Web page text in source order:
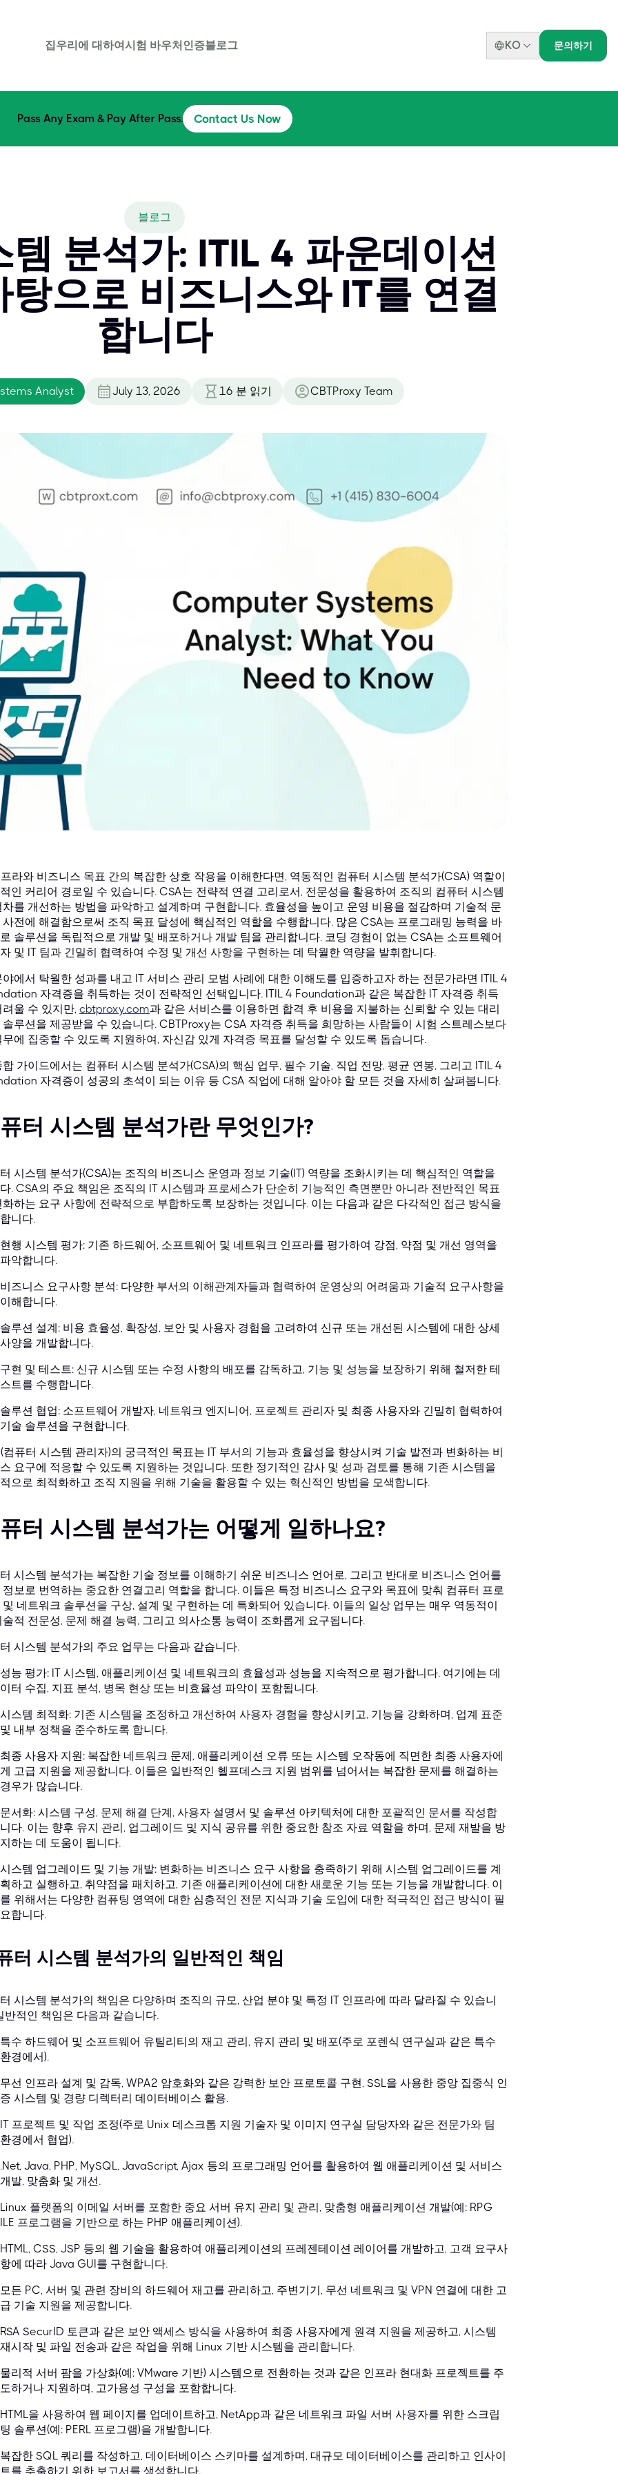
집우리에 대하여시험 바우처 인증블로그 KO 문의하기
Pass Any Exam & Pay After Pass. Contact Us Now
블로그
템 분석가: ITIL 4 파운데이션
으로 비즈니스와 IT를 연결
합니다
Analyst July 13, 2026 16 분 읽기 CBTProxy Team
프라와 비즈니스 목표 간의 복잡한 상호 작용을 이해한다면, 역동적인 컴퓨터 시스템 분석가(CSA) 역할이
인 커리어 경로일 수 있습니다. CSA는 전략적 연결 고리로서, 전문성을 활용하여 조직의 컴퓨터 시스템
차를 개선하는 방법을 파악하고 설계하며 구현합니다. 효율성을 높이고 운영 비용을 절감하며 기술적 문
사전에 해결함으로써 조직 목표 달성에 핵심적인 역할을 수행합니다. 많은 CSA는 프로그래밍 능력을 바
솔루션을 독립적으로 개발 및 배포하거나 개발 팀을 관리합니다. 코딩 경험이 없는 CSA는 소프트웨어
및 IT 팀과 긴밀히 협력하여 수정 및 개선 사항을 구현하는 데 탁월한 역량을 발휘합니다.
야에서 탁월한 성과를 내고 IT 서비스 관리 모범 사례에 대한 이해도를 입증하고자 하는 전문가라면 ITIL 4
자격증을 취득하는 것이 전략적인 선택입니다. ITIL 4 Foundation과 같은 복잡한 IT 자격증 취득
려울 수 있지만, cbtproxy.com과 같은 서비스를 이용하면 합격 후 비용을 지불하는 신뢰할 수 있는 대리
솔루션을 제공받을 수 있습니다. CBTProxy는 CSA 자격증 취득을 희망하는 사람들이 시험 스트레스보다
무에 집중할 수 있도록 지원하여, 자신감 있게 자격증 목표를 달성할 수 있도록 돕습니다.
합 가이드에서는 컴퓨터 시스템 분석가(CSA)의 핵심 업무, 필수 기술, 직업 전망, 평균 연봉, 그리고 ITIL 4
자격증이 성공의 초석이 되는 이유 등 CSA 직업에 대해 알아야 할 모든 것을 자세히 살펴봅니다.
터 시스템 분석가란 무엇인가?
시스템 분석가(CSA)는 조직의 비즈니스 운영과 정보 기술(IT) 역량을 조화시키는 데 핵심적인 역할을
. CSA의 주요 책임은 조직의 IT 시스템과 프로세스가 단순히 기능적인 측면뿐만 아니라 전반적인 목표
화하는 요구 사항에 전략적으로 부합하도록 보장하는 것입니다. 이는 다음과 같은 다각적인 접근 방식을
니다.
현행 시스템 평가: 기존 하드웨어, 소프트웨어 및 네트워크 인프라를 평가하여 강점, 약점 및 개선 영역을
파악합니다.
비즈니스 요구사항 분석: 다양한 부서의 이해관계자들과 협력하여 운영상의 어려움과 기술적 요구사항을
이해합니다.
솔루션 설계: 비용 효율성, 확장성, 보안 및 사용자 경험을 고려하여 신규 또는 개선된 시스템에 대한 상세
사양을 개발합니다.
구현 및 테스트: 신규 시스템 또는 수정 사항의 배포를 감독하고, 기능 및 성능을 보장하기 위해 철저한 테
스트를 수행합니다.
솔루션 협업: 소프트웨어 개발자, 네트워크 엔지니어, 프로젝트 관리자 및 최종 사용자와 긴밀히 협력하여
기술 솔루션을 구현합니다.
컴퓨터 시스템 관리자)의 궁극적인 목표는 IT 부서의 기능과 효율성을 향상시켜 기술 발전과 변화하는 비
요구에 적응할 수 있도록 지원하는 것입니다. 또한 정기적인 감사 및 성과 검토를 통해 기존 시스템을
으로 최적화하고 조직 지원을 위해 기술을 활용할 수 있는 혁신적인 방법을 모색합니다.
터 시스템 분석가는 어떻게 일하나요?
시스템 분석가는 복잡한 기술 정보를 이해하기 쉬운 비즈니스 언어로, 그리고 반대로 비즈니스 언어를
정보로 번역하는 중요한 연결고리 역할을 합니다. 이들은 특정 비즈니스 요구와 목표에 맞춰 컴퓨터 프로
및 네트워크 솔루션을 구상, 설계 및 구현하는 데 특화되어 있습니다. 이들의 일상 업무는 매우 역동적이
술적 전문성, 문제 해결 능력, 그리고 의사소통 능력이 조화롭게 요구됩니다.
시스템 분석가의 주요 업무는 다음과 같습니다.
성능 평가: IT 시스템, 애플리케이션 및 네트워크의 효율성과 성능을 지속적으로 평가합니다. 여기에는 데
이터 수집, 지표 분석, 병목 현상 또는 비효율성 파악이 포함됩니다.
시스템 최적화: 기존 시스템을 조정하고 개선하여 사용자 경험을 향상시키고, 기능을 강화하며, 업계 표준
및 내부 정책을 준수하도록 합니다.
최종 사용자 지원: 복잡한 네트워크 문제, 애플리케이션 오류 또는 시스템 오작동에 직면한 최종 사용자에
게 고급 지원을 제공합니다. 이들은 일반적인 헬프데스크 지원 범위를 넘어서는 복잡한 문제를 해결하는
경우가 많습니다.
문서화: 시스템 구성, 문제 해결 단계, 사용자 설명서 및 솔루션 아키텍처에 대한 포괄적인 문서를 작성합
니다. 이는 향후 유지 관리, 업그레이드 및 지식 공유를 위한 중요한 참조 자료 역할을 하며, 문제 재발을 방
지하는 데 도움이 됩니다.
시스템 업그레이드 및 기능 개발: 변화하는 비즈니스 요구 사항을 충족하기 위해 시스템 업그레이드를 계
획하고 실행하고, 취약점을 패치하고, 기존 애플리케이션에 대한 새로운 기능 또는 기능을 개발합니다. 이
를 위해서는 다양한 컴퓨팅 영역에 대한 심층적인 전문 지식과 기술 도입에 대한 적극적인 접근 방식이 필
요합니다.
터 시스템 분석가의 일반적인 책임
시스템 분석가의 책임은 다양하며 조직의 규모, 산업 분야 및 특정 IT 인프라에 따라 달라질 수 있습니
반적인 책임은 다음과 같습니다.
특수 하드웨어 및 소프트웨어 유틸리티의 재고 관리, 유지 관리 및 배포(주로 포렌식 연구실과 같은 특수
환경에서).
무선 인프라 설계 및 감독, WPA2 암호화와 같은 강력한 보안 프로토콜 구현, SSL을 사용한 중앙 집중식 인
증 시스템 및 경량 디렉터리 데이터베이스 활용.
IT 프로젝트 및 작업 조정(주로 Unix 데스크톱 지원 기술자 및 이미지 연구실 담당자와 같은 전문가와 팀
환경에서 협업).
.Net, Java, PHP, MySQL, JavaScript, Ajax 등의 프로그래밍 언어를 활용하여 웹 애플리케이션 및 서비스
개발, 맞춤화 및 개선.
Linux 플랫폼의 이메일 서버를 포함한 중요 서버 유지 관리 및 관리, 맞춤형 애플리케이션 개발(예: RPG
ILE 프로그램을 기반으로 하는 PHP 애플리케이션).
HTML, CSS, JSP 등의 웹 기술을 활용하여 애플리케이션의 프레젠테이션 레이어를 개발하고, 고객 요구사
항에 따라 Java GUI를 구현합니다.
모든 PC, 서버 및 관련 장비의 하드웨어 재고를 관리하고, 주변기기, 무선 네트워크 및 VPN 연결에 대한 고
급 기술 지원을 제공합니다.
RSA SecurID 토큰과 같은 보안 액세스 방식을 사용하여 최종 사용자에게 원격 지원을 제공하고, 시스템
재시작 및 파일 전송과 같은 작업을 위해 Linux 기반 시스템을 관리합니다.
물리적 서버 팜을 가상화(예: VMware 기반) 시스템으로 전환하는 것과 같은 인프라 현대화 프로젝트를 주
도하거나 지원하며, 고가용성 구성을 포함합니다.
HTML을 사용하여 웹 페이지를 업데이트하고, NetApp과 같은 네트워크 파일 서버 사용자를 위한 스크립
팅 솔루션(예: PERL 프로그램)을 개발합니다.
복잡한 SQL 쿼리를 작성하고, 데이터베이스 스키마를 설계하며, 대규모 데이터베이스를 관리하고 인사이
트를 추출하기 위한 보고서를 생성합니다.